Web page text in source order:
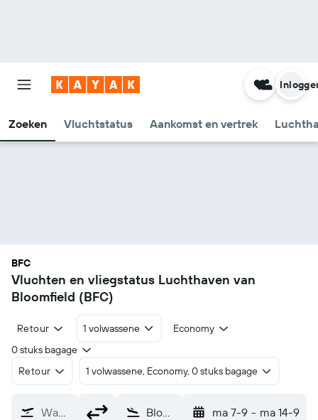
Zoeken Vluchtstatus Aankomst en vertrek
BFC
Vluchten en vliegstatus Luchthaven van
Bloomfield (BFC)
Retour 1 volwassene
Economy
0 stuks bagage
Retour
1 volwassene, Economy, 0 stuks bagage
Waarvandaan? Bloomfield (BFC) ma 7-9 - ma 14-9